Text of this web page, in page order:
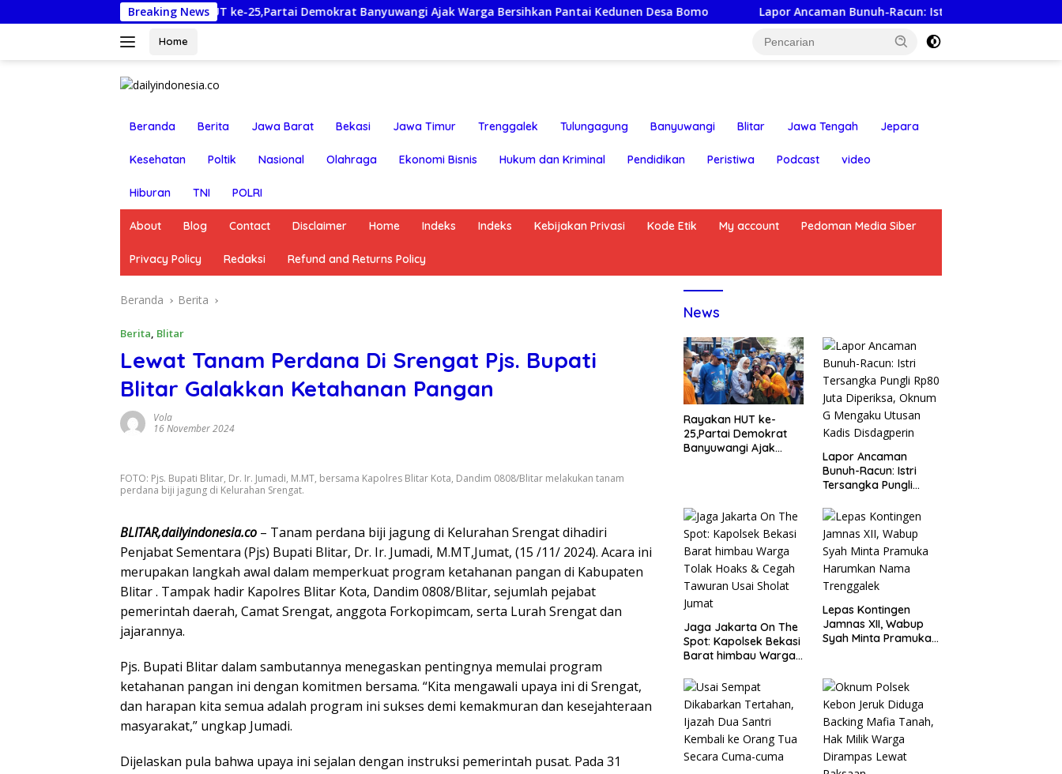
ke
Breaking News
Rayakan HUT ke-25,Partai Demokrat Banyuwangi Ajak Warga Bersihkan Pantai Kedunen Desa Bomo Lapor Ancaman Bunuh-Racun: Istri Tersangka Pungli Rp80 Juta
Home
Beranda Berita Jawa Barat Bekasi Jawa Timur Trenggalek Tulungagung Banyuwangi Blitar Jawa Tengah Jepara
Kesehatan Poltik Nasional Olahraga Ekonomi Bisnis Hukum dan Kriminal Pendidikan Peristiwa Podcast video
Hiburan TNI POLRI
About Blog Contact Disclaimer Home Indeks Indeks Kebijakan Privasi Kode Etik My account Pedoman Media Siber
Privacy Policy Redaksi Refund and Returns Policy
Beranda Berita
Berita, Blitar
Lewat Tanam Perdana Di Srengat Pjs. Bupati
Blitar Galakkan Ketahanan Pangan
Vola
16 November 2024
FOTO: Pjs. Bupati Blitar, Dr. Ir. Jumadi, M.MT, bersama Kapolres Blitar Kota, Dandim 0808/Blitar melakukan tanam
perdana biji jagung di Kelurahan Srengat.
BLITAR,dailyindonesia.co – Tanam perdana biji jagung di Kelurahan Srengat dihadiri
Penjabat Sementara (Pjs) Bupati Blitar, Dr. Ir. Jumadi, M.MT,Jumat, (15 /11/ 2024). Acara ini
merupakan langkah awal dalam memperkuat program ketahanan pangan di Kabupaten
Blitar . Tampak hadir Kapolres Blitar Kota, Dandim 0808/Blitar, sejumlah pejabat
pemerintah daerah, Camat Srengat, anggota Forkopimcam, serta Lurah Srengat dan
jajarannya.
Pjs. Bupati Blitar dalam sambutannya menegaskan pentingnya memulai program
ketahanan pangan ini dengan komitmen bersama. “Kita mengawali upaya ini di Srengat,
dan harapan kita semua adalah program ini sukses demi kemakmuran dan kesejahteraan
masyarakat,” ungkap Jumadi.
Dijelaskan pula bahwa upaya ini sejalan dengan instruksi pemerintah pusat. Pada 31
News
Rayakan HUT ke-
25,Partai Demokrat
Banyuwangi Ajak
Lapor Ancaman
Bunuh-Racun: Istri
Tersangka Pungli
Oknum G Mengaku
Utusan Kadis
Disdagperin
Jaga Jakarta On The
Spot: Kapolsek Bekasi
Barat himbau Warga
Tawuran Usai Sholat
Jumat
Lepas Kontingen
Jamnas XII, Wabup
Syah Minta Pramuka